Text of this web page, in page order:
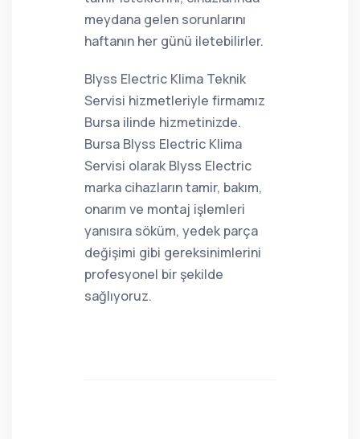
meydana gelen sorunlarını
haftanın her günü iletebilirler.
Blyss Electric Klima Teknik
Servisi hizmetleriyle firmamız
Bursa ilinde hizmetinizde.
Bursa Blyss Electric Klima
Servisi olarak Blyss Electric
marka cihazların tamir, bakım,
onarım ve montaj işlemleri
yanısıra söküm, yedek parça
değişimi gibi gereksinimlerini
profesyonel bir şekilde
sağlıyoruz.